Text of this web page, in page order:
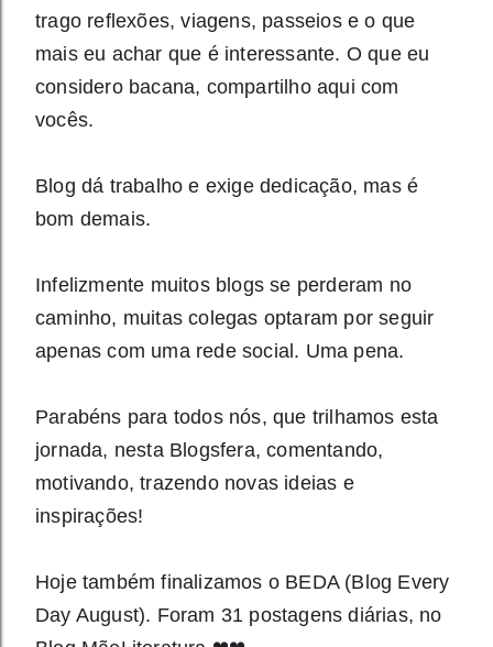
trago reflexões, viagens, passeios e o que
mais eu achar que é interessante. O que eu
considero bacana, compartilho aqui com
vocês.
Blog dá trabalho e exige dedicação, mas é
bom demais.
Infelizmente muitos blogs se perderam no
caminho, muitas colegas optaram por seguir
apenas com uma rede social. Uma pena.
Parabéns para todos nós, que trilhamos esta
jornada, nesta Blogsfera, comentando,
motivando, trazendo novas ideias e
inspirações!
Hoje também finalizamos o BEDA (Blog Every
Day August). Foram 31 postagens diárias, no